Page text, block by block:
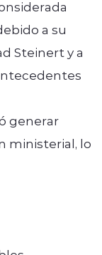
a su
Steinert y a
generar
ministerial, lo